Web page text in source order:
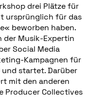
drei Plätze für
ursprünglich für das
beworben haben.
Musik-Expertin
Social Media
Kampagnen für
startet. Darüber
mit den anderen
Producer Collectives